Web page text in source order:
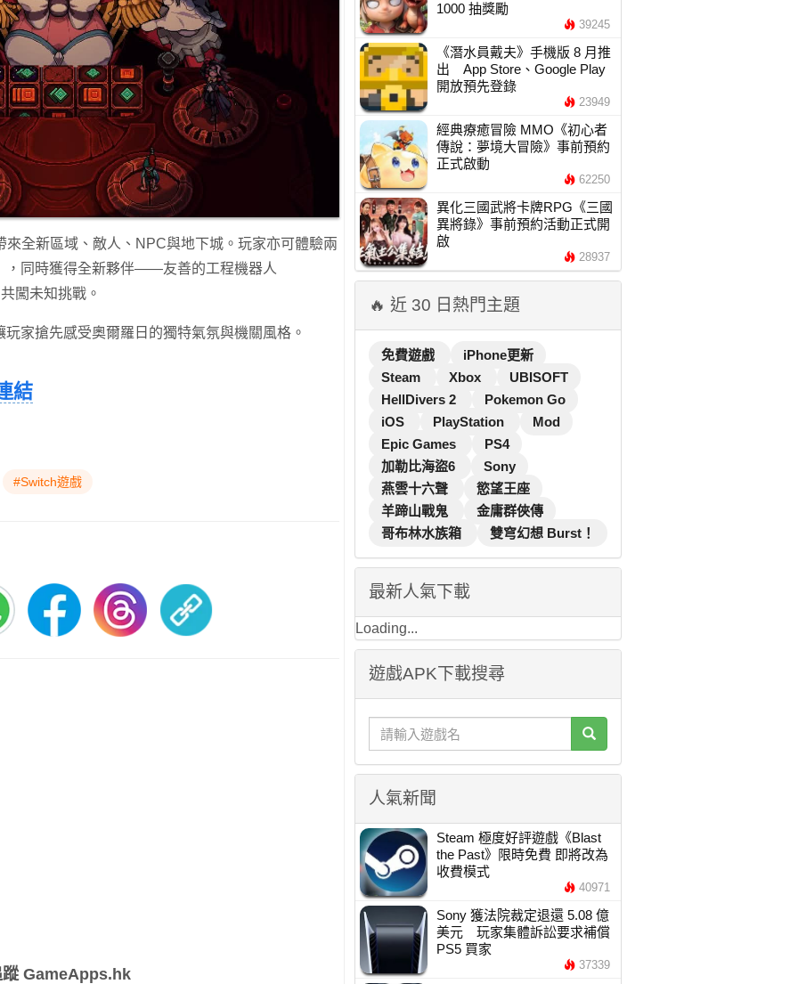
全新區域、敵人、NPC與地下城。玩家亦可體驗兩
，同時獲得全新夥伴——友善的工程機器人
闖未知挑戰。
家搶先感受奧爾羅日的獨特氣氛與機關風格。
結
#Switch遊戲
蹤 GameApps.hk
1000 抽獎勵
39245
《潛水員戴夫》手機版 8 月推
出 App Store、Google Play
開放預先登錄
23949
經典療癒冒險 MMO《初心者
傳說：夢境大冒險》事前預約
正式啟動
62250
異化三國武將卡牌RPG《三國
異將錄》事前預約活動正式開
啟
28937
🔥 近 30 日熱門主題
免費遊戲
iPhone更新
Steam
Xbox
UBISOFT
HellDivers 2
Pokemon Go
iOS
PlayStation
Mod
Epic Games
PS4
加勒比海盜6
Sony
燕雲十六聲
慾望王座
羊蹄山戰鬼
金庸群俠傳
哥布林水族箱
雙穹幻想 Burst！
最新人氣下載
Loading...
遊戲APK下載搜尋
人氣新聞
Steam 極度好評遊戲《Blast
the Past》限時免費 即將改為
收費模式
40971
Sony 獲法院裁定退還 5.08 億
美元 玩家集體訴訟要求補償
PS5 買家
37339